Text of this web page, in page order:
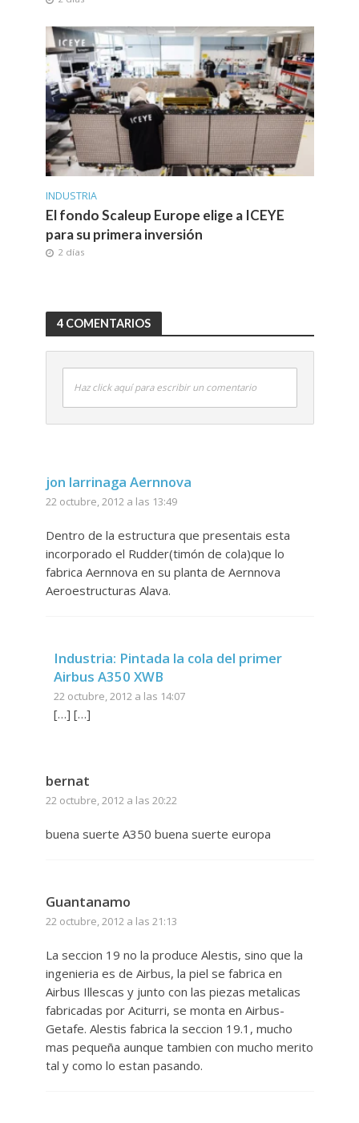
INDUSTRIA
El fondo Scaleup Europe elige a ICEYE
para su primera inversión
2 días
4 COMENTARIOS
Haz click aquí para escribir un comentario
jon larrinaga Aernnova
22 octubre, 2012 a las 13:49
Dentro de la estructura que presentais esta
incorporado el Rudder(timón de cola)que lo
fabrica Aernnova en su planta de Aernnova
Aeroestructuras Alava.
Industria: Pintada la cola del primer
Airbus A350 XWB
22 octubre, 2012 a las 14:07
[…] […]
bernat
22 octubre, 2012 a las 20:22
buena suerte A350 buena suerte europa
Guantanamo
22 octubre, 2012 a las 21:13
La seccion 19 no la produce Alestis, sino que la
ingenieria es de Airbus, la piel se fabrica en
Airbus Illescas y junto con las piezas metalicas
fabricadas por Aciturri, se monta en Airbus-
Getafe. Alestis fabrica la seccion 19.1, mucho
mas pequeña aunque tambien con mucho merito
tal y como lo estan pasando.